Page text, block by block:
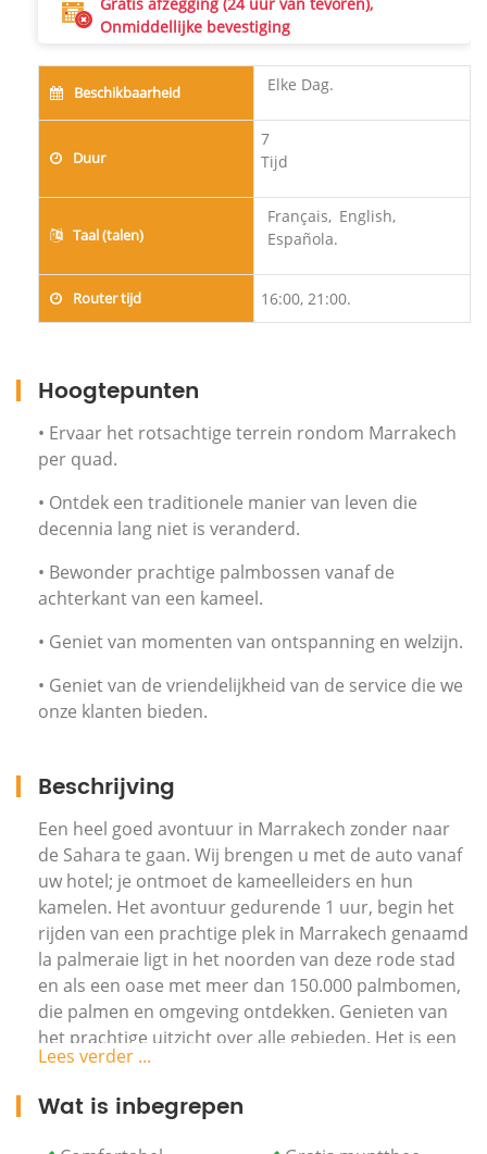
Onmiddellijke bevestiging
Beschikbaarheid Elke Dag.
Duur
7
Tijd
Taal (talen)
Français, English,
Española.
Router tijd 16:00, 21:00.
Hoogtepunten
• Ervaar het rotsachtige terrein rondom Marrakech
per quad.
• Ontdek een traditionele manier van leven die
decennia lang niet is veranderd.
• Bewonder prachtige palmbossen vanaf de
achterkant van een kameel.
• Geniet van momenten van ontspanning en welzijn.
• Geniet van de vriendelijkheid van de service die we
onze klanten bieden.
Beschrijving
Een heel goed avontuur in Marrakech zonder naar
de Sahara te gaan. Wij brengen u met de auto vanaf
uw hotel; je ontmoet de kameelleiders en hun
kamelen. Het avontuur gedurende 1 uur, begin het
rijden van een prachtige plek in Marrakech genaamd
la palmeraie ligt in het noorden van deze rode stad
en als een oase met meer dan 150.000 palmbomen,
die palmen en omgeving ontdekken. Genieten van
het prachtige uitzicht over alle gebieden. Het is een
heel rustige en opwindende ervaring.
Je zet het avontuur voort met een geweldige ervaring met
Lees verder ...
Wat is inbegrepen